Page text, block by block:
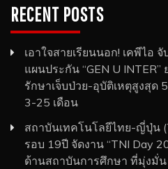
RECENT POSTS
เอาใจสายเรียนนอก! เคพีไอ
แผนประกัน “GEN U
รักษาเจ็บป่วย-อุบัติเหตุสูงสุด
3-25 เดือน
สถาบันเทคโนโลยีไทย-ญี่ปุ่น
รอบ 19ปี จัดงาน “TNI Day
ด้านสถาบันการศึกษา ที่มุ่งมั่